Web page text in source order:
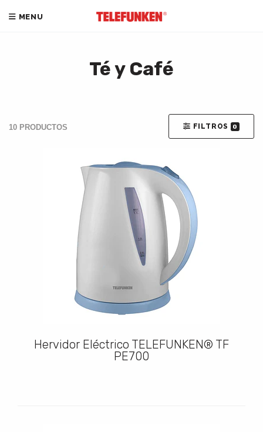
MENU
Té y Café
10 PRODUCTOS FILTROS 0
Hervidor Eléctrico TELEFUNKEN® TF
PE700